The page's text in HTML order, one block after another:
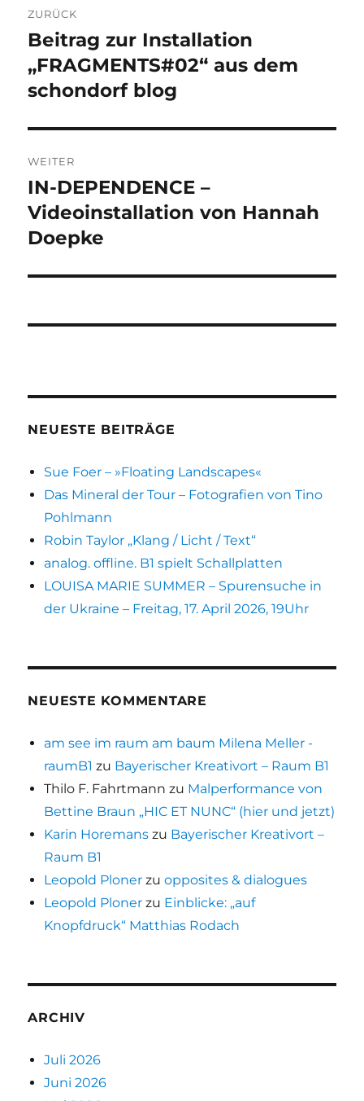
ZURÜCK
Vorheriger
Beitrag:
Beitrag zur Installation
„FRAGMENTS#02“ aus dem
schondorf blog
WEITER
Nächster
Beitrag:
IN-DEPENDENCE –
Videoinstallation von Hannah
Doepke
NEUESTE BEITRÄGE
Sue Foer – »Floating Landscapes«
Das Mineral der Tour – Fotografien von Tino
Pohlmann
Robin Taylor „Klang / Licht / Text“
analog. offline. B1 spielt Schallplatten
LOUISA MARIE SUMMER – Spurensuche in
der Ukraine – Freitag, 17. April 2026, 19Uhr
NEUESTE KOMMENTARE
am see im raum am baum Milena Meller -
raumB1 zu Bayerischer Kreativort – Raum B1
Thilo F. Fahrtmann zu Malperformance von
Bettine Braun „HIC ET NUNC“ (hier und jetzt)
Karin Horemans zu Bayerischer Kreativort –
Raum B1
Leopold Ploner zuopposites & dialogues
Leopold Ploner zu Einblicke: „auf
Knopfdruck“ Matthias Rodach
ARCHIV
Juli 2026
Juni 2026